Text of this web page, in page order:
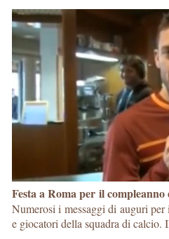
Festa a Roma per il
Numerosi i messaggi di auguri
e giocatori della squadra di calcio.